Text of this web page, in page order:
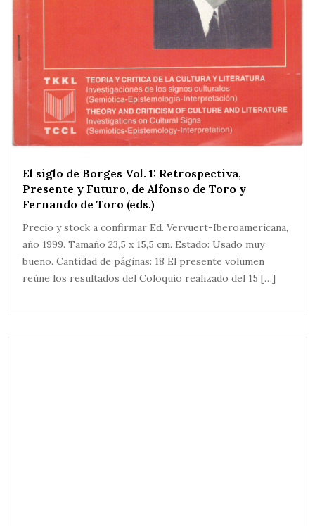
El siglo de Borges Vol. 1: Retrospectiva,
Presente y Futuro, de Alfonso de Toro y
Fernando de Toro (eds.)
Precio y stock a confirmar Ed. Vervuert-Iberoamericana,
año 1999. Tamaño 23,5 x 15,5 cm. Estado: Usado muy
bueno. Cantidad de páginas: 18 El presente volumen
reúne los resultados del Coloquio realizado del 15 […]